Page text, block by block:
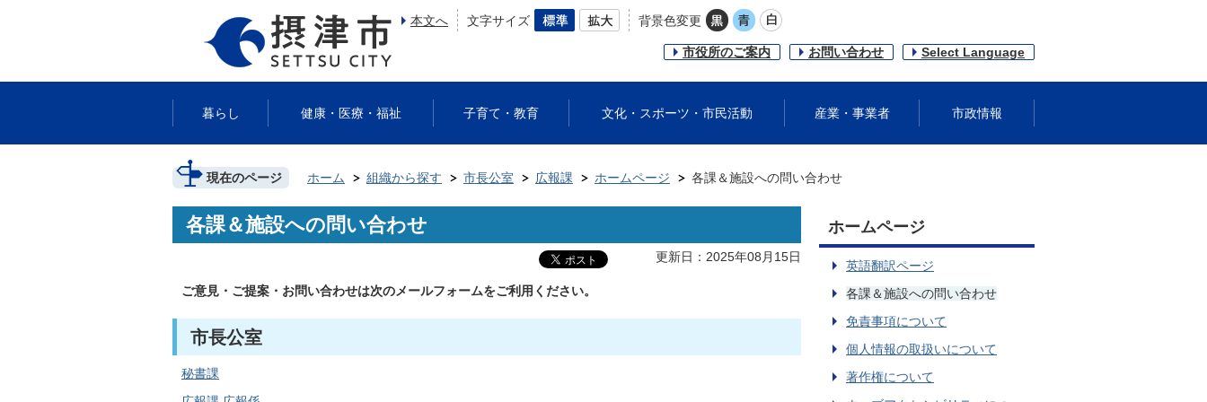
本文へ 文字サイズ 背景色変更
市役所のご案内 お問い合わせ Select Language
暮らし 健康・医療・福祉 子育て・教育 文化・スポーツ・市民活動 産業・事業者 市政情報
現在のページ ホーム 組織から探す 市長公室 広報課 ホームページ 各課＆施設への問い合わせ
各課＆施設への問い合わせ
更新日：2025年08月15日
ご意見・ご提案・お問い合わせは次のメールフォームをご利用ください。
市長公室
秘書課
ホームページ
英語翻訳ページ
各課＆施設への問い合わせ
免責事項について
個人情報の取扱いについて
著作権について